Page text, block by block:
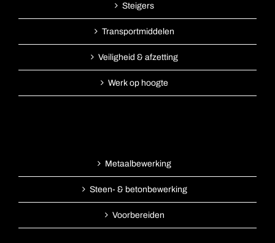
Steigers
Transportmiddelen
Veiligheid & afzetting
Werk op hoogte
Metaalbewerking
Steen- & betonbewerking
Voorbereiden